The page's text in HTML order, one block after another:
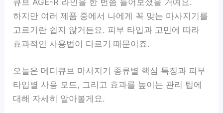
큐브 AGE-R 라인을 한 번쯤 들어보셨을 거예요.
하지만 여러 제품 중에서 나에게 꼭 맞는 마사지기를
고르기란 쉽지 않거든요. 피부 타입과 고민에 따라
효과적인 사용법이 다르기 때문이죠.
오늘은 메디큐브 마사지기 종류별 핵심 특징과 피부
타입별 사용 모드, 그리고 효과를 높이는 관리 팁에
대해 자세히 알아볼게요.